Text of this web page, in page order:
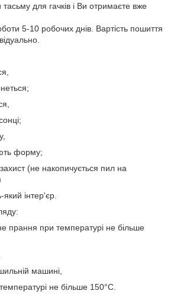
для гачків і Ви отримаєте вже
5-10 робочих днів. Вартість пошиття
форму;
(не накопичується пил на
інтер'єр.
прання при температурі не більше
машині,
не більше 150°C.